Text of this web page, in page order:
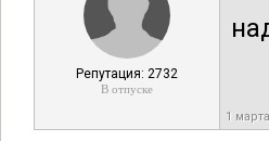
Репутация: 2732
В отпуске
1